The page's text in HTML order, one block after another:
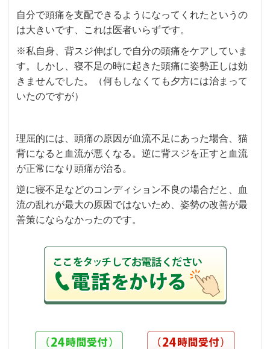
自分で頭痛を支配できるようになってくれたというの
は大きいです、これは医者いらずです。
※私自身、背スジ伸ばしで自分の頭痛をケアしていま
す。しかし、寝不足の時に起きた頭痛に姿勢正しは効
きませんでした。（何もしなくても夕方には治まって
いたのですが）
理屈的には、頭痛の原因が血流不足にあった場合、猫
背になると血流が悪くなる。逆に背スジを正すと血流
が正常になり頭痛が治る。
逆に寝不足などのコンディション不良の場合だと、血
流の乱れが最大の原因ではないため、姿勢の改善が最
善策にならなかったのです。